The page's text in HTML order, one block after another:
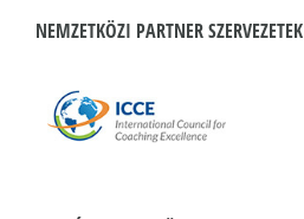
NEMZETKÖZI PARTNER SZERVEZETEK